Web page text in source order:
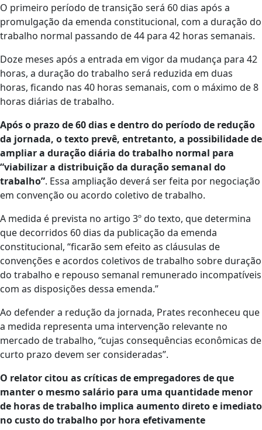
O primeiro período de transição será 60 dias após a
promulgação da emenda constitucional, com a duração do
trabalho normal passando de 44 para 42 horas semanais.
Doze meses após a entrada em vigor da mudança para 42
horas, a duração do trabalho será reduzida em duas
horas, ficando nas 40 horas semanais, com o máximo de 8
horas diárias de trabalho.
Após o prazo de 60 dias e dentro do período de redução
da jornada, o texto prevê, entretanto, a possibilidade de
ampliar a duração diária do trabalho normal para
“viabilizar a distribuição da duração semanal do
trabalho”. Essa ampliação deverá ser feita por negociação
em convenção ou acordo coletivo de trabalho.
A medida é prevista no artigo 3º do texto, que determina
que decorridos 60 dias da publicação da emenda
constitucional, “ficarão sem efeito as cláusulas de
convenções e acordos coletivos de trabalho sobre duração
do trabalho e repouso semanal remunerado incompatíveis
com as disposições dessa emenda.”
Ao defender a redução da jornada, Prates reconheceu que
a medida representa uma intervenção relevante no
mercado de trabalho, “cujas consequências econômicas de
curto prazo devem ser consideradas”.
O relator citou as críticas de empregadores de que
manter o mesmo salário para uma quantidade menor
de horas de trabalho implica aumento direto e imediato
no custo do trabalho por hora efetivamente